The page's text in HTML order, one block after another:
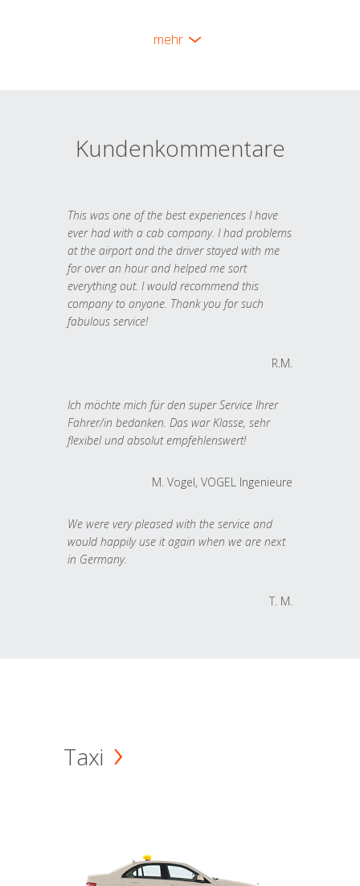
mehr
Kundenkommentare
This was one of the best experiences I have
ever had with a cab company. I had problems
at the airport and the driver stayed with me
for over an hour and helped me sort
everything out. I would recommend this
company to anyone. Thank you for such
fabulous service!
R.M.
Ich möchte mich für den super Service Ihrer
Fahrer/in bedanken. Das war Klasse, sehr
flexibel und absolut empfehlenswert!
M. Vogel, VOGEL Ingenieure
We were very pleased with the service and
would happily use it again when we are next
in Germany.
T. M.
Taxi